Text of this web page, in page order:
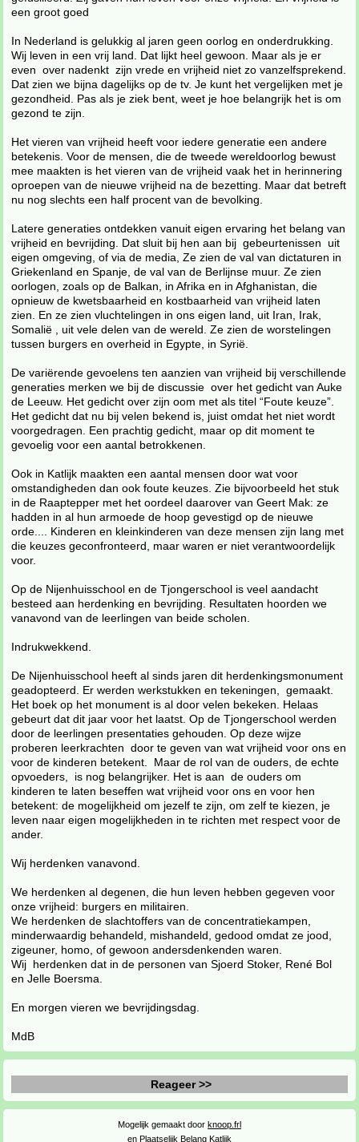
een groot goed
In Nederland is gelukkig al jaren geen oorlog en onderdrukking.
Wij leven in een vrij land. Dat lijkt heel gewoon. Maar als je er
even over nadenkt zijn vrede en vrijheid niet zo vanzelfsprekend.
Dat zien we bijna dagelijks op de tv. Je kunt het vergelijken met je
gezondheid. Pas als je ziek bent, weet je hoe belangrijk het is om
gezond te zijn.
Het vieren van vrijheid heeft voor iedere generatie een andere
betekenis. Voor de mensen, die de tweede wereldoorlog bewust
mee maakten is het vieren van de vrijheid vaak het in herinnering
oproepen van de nieuwe vrijheid na de bezetting. Maar dat betreft
nu nog slechts een half procent van de bevolking.
Latere generaties ontdekken vanuit eigen ervaring het belang van
vrijheid en bevrijding. Dat sluit bij hen aan bij gebeurtenissen uit
eigen omgeving, of via de media, Ze zien de val van dictaturen in
Griekenland en Spanje, de val van de Berlijnse muur. Ze zien
oorlogen, zoals op de Balkan, in Afrika en in Afghanistan, die
opnieuw de kwetsbaarheid en kostbaarheid van vrijheid laten
zien. En ze zien vluchtelingen in ons eigen land, uit Iran, Irak,
Somalië , uit vele delen van de wereld. Ze zien de worstelingen
tussen burgers en overheid in Egypte, in Syrië.
De variërende gevoelens ten aanzien van vrijheid bij verschillende
generaties merken we bij de discussie over het gedicht van Auke
de Leeuw. Het gedicht over zijn oom met als titel “Foute keuze”.
Het gedicht dat nu bij velen bekend is, juist omdat het niet wordt
voorgedragen. Een prachtig gedicht, maar op dit moment te
gevoelig voor een aantal betrokkenen.
Ook in Katlijk maakten een aantal mensen door wat voor
omstandigheden dan ook foute keuzes. Zie bijvoorbeeld het stuk
in de Raaptepper met het oordeel daarover van Geert Mak: ze
hadden in al hun armoede de hoop gevestigd op de nieuwe
orde.... Kinderen en kleinkinderen van deze mensen zijn lang met
die keuzes geconfronteerd, maar waren er niet verantwoordelijk
voor.
Op de Nijenhuisschool en de Tjongerschool is veel aandacht
besteed aan herdenking en bevrijding. Resultaten hoorden we
vanavond van de leerlingen van beide scholen.
Indrukwekkend.
De Nijenhuisschool heeft al sinds jaren dit herdenkingsmonument
geadopteerd. Er werden werkstukken en tekeningen, gemaakt.
Het boek op het monument is al door velen bekeken. Helaas
gebeurt dat dit jaar voor het laatst. Op de Tjongerschool werden
door de leerlingen presentaties gehouden. Op deze wijze
proberen leerkrachten door te geven van wat vrijheid voor ons en
voor de kinderen betekent. Maar de rol van de ouders, de echte
opvoeders, is nog belangrijker. Het is aan de ouders om
kinderen te laten beseffen wat vrijheid voor ons en voor hen
betekent: de mogelijkheid om jezelf te zijn, om zelf te kiezen, je
leven naar eigen mogelijkheden in te richten met respect voor de
ander.
Wij herdenken vanavond.
We herdenken al degenen, die hun leven hebben gegeven voor
onze vrijheid: burgers en militairen.
We herdenken de slachtoffers van de concentratiekampen,
minderwaardig behandeld, mishandeld, gedood omdat ze jood,
zigeuner, homo, of gewoon andersdenkenden waren.
Wij herdenken dat in de personen van Sjoerd Stoker, René Bol
en Jelle Boersma.
En morgen vieren we bevrijdingsdag.
MdB
Reageer >>
Mogelijk gemaakt door knoop.frl
en Plaatselijk Belang Katlijk